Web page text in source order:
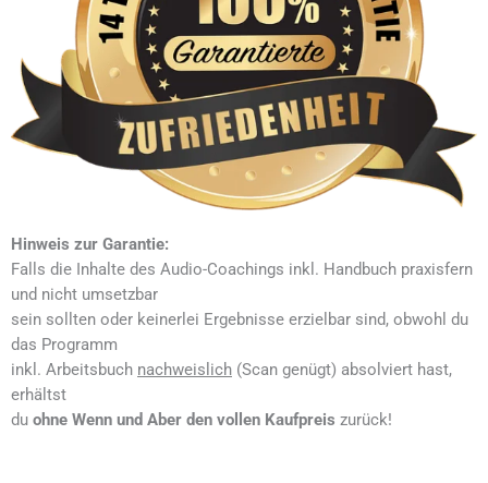
Hinweis zur Garantie:
Falls die Inhalte des Audio-Coachings inkl. Handbuch praxisfern
und nicht umsetzbar
sein sollten oder keinerlei Ergebnisse erzielbar sind, obwohl du
das Programm
inkl. Arbeitsbuch nachweislich (Scan genügt) absolviert hast,
erhältst
du ohne Wenn und Aber den vollen Kaufpreis zurück!